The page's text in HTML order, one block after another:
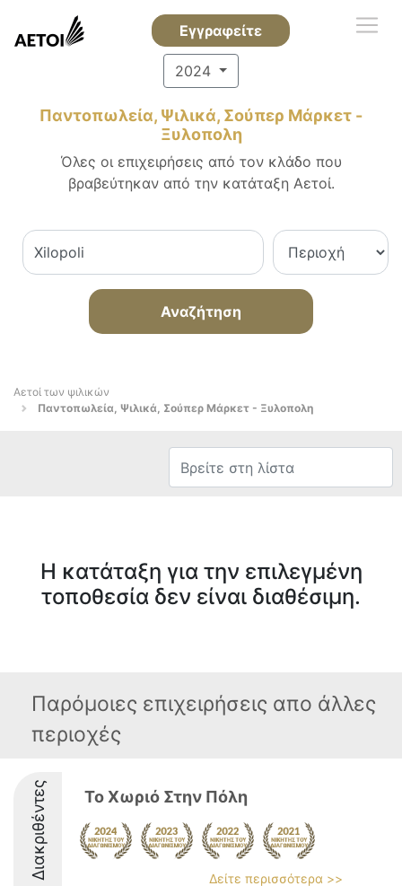
Εγγραφείτε
2024
Παντοπωλεία, Ψιλικά, Σούπερ Μάρκετ -
Ξυλοπολη
Όλες οι επιχειρήσεις από τον κλάδο που
βραβεύτηκαν από την κατάταξη Αετοί.
Αναζήτηση
Αετοί των ψιλικών
Παντοπωλεία, Ψιλικά, Σούπερ Μάρκετ - Ξυλοπολη
Η κατάταξη για την επιλεγμένη
τοποθεσία δεν είναι διαθέσιμη.
Παρόμοιες επιχειρήσεις απο άλλες
περιοχές
Διακριθέντες Το Χωριό Στην Πόλη
Δείτε περισσότερα >>